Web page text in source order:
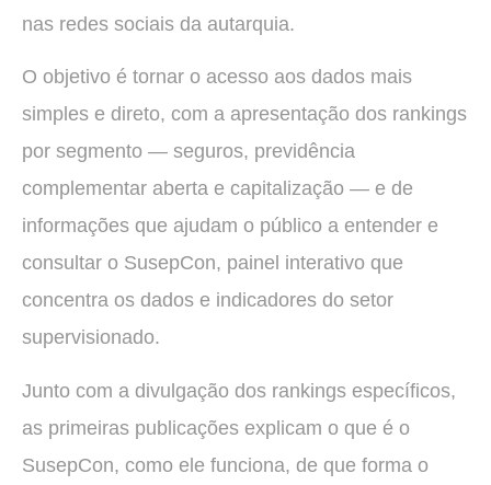
nas redes sociais da autarquia.
O objetivo é tornar o acesso aos dados mais
simples e direto, com a apresentação dos rankings
por segmento — seguros, previdência
complementar aberta e capitalização — e de
informações que ajudam o público a entender e
consultar o SusepCon, painel interativo que
concentra os dados e indicadores do setor
supervisionado.
Junto com a divulgação dos rankings específicos,
as primeiras publicações explicam o que é o
SusepCon, como ele funciona, de que forma o